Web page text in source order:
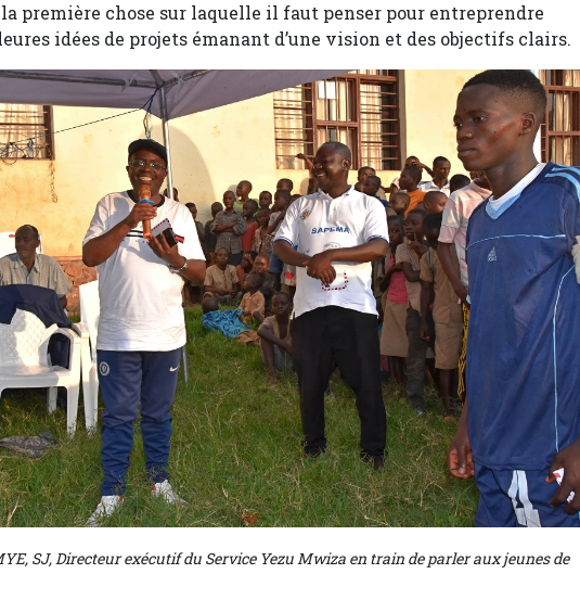
la première chose sur laquelle il faut penser pour entreprendre
idées de projets émanant d’une vision et des objectifs clairs.
SJ, Directeur exécutif du Service Yezu Mwiza en train de parler aux jeunes de